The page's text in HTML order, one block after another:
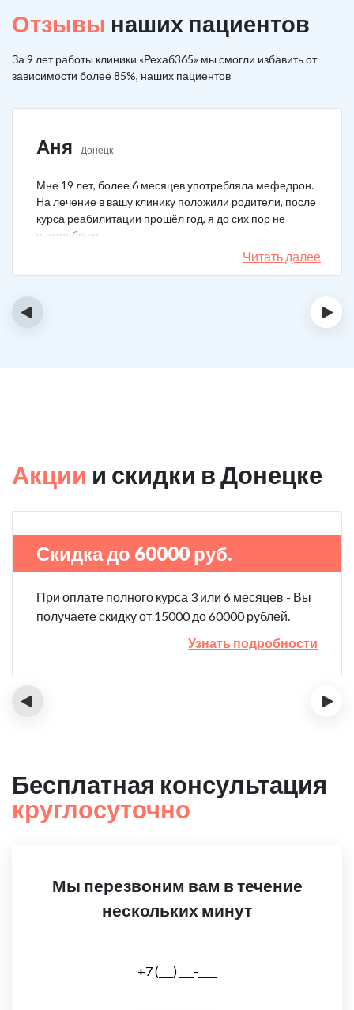
Отзывы наших пациентов
За 9 лет работы клиники «Рехаб365» мы смогли избавить от
зависимости более 85%, наших пациентов
Аня Донецк
Мне 19 лет, более 6 месяцев употребляла мефедрон.
На лечение в вашу клинику положили родители, после
курса реабилитации прошёл год, я до сих пор не
употребляю.
Читать далее
‹ ›
Акции и скидки в Донецке
Скидка до 60000 руб.
При оплате полного курса 3 или 6 месяцев - Вы
получаете скидку от 15000 до 60000 рублей.
Узнать подробности
‹ ›
Бесплатная консультация
круглосуточно
Мы перезвоним вам в течение
нескольких минут